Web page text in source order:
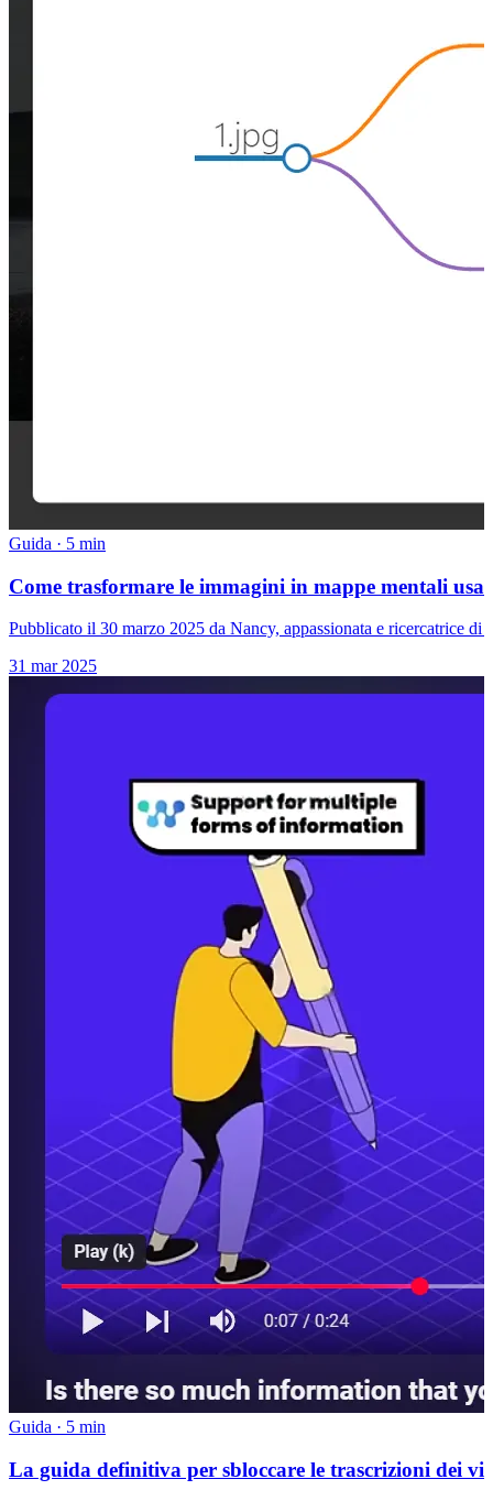
Guida · 5 min
Come trasformare le immagini in mappe mentali
Pubblicato il 30 marzo 2025 da Nancy, appassionata e ricercatrice di
31 mar 2025
Guida · 5 min
La guida definitiva per sbloccare le trascrizioni dei